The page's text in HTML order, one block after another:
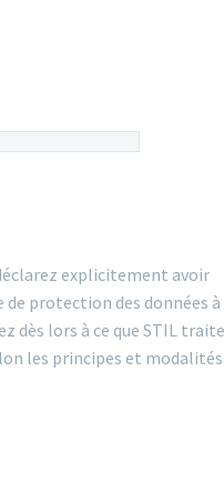
explicitement avoir
protection des données à
dès lors à ce que STIL traite
les principes et modalités